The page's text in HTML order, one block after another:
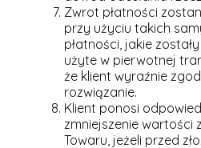
Zwrot płatności
przy użyciu takich
płatności, jakie
użyte w pierwotnej
że klient wyraźnie
rozwiązanie.
Klient ponosi
zmniejszenie wartości
Towaru, jeżeli przed